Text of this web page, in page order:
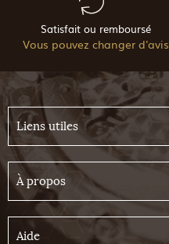
Satisfait ou remboursé
Vous pouvez changer d'avis
Liens utiles
À propos
Aide